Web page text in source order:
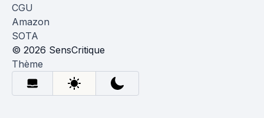
CGU
Amazon
SOTA
© 2026 SensCritique
Thème